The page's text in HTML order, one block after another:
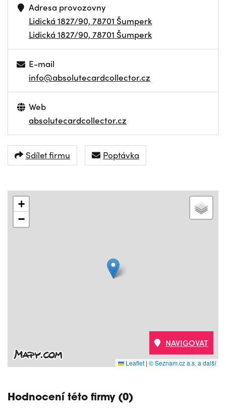
Adresa provozovny
Lidická 1827/90, 78701 Šumperk
Lidická 1827/90, 78701 Šumperk
E-mail
info@absolutecardcollector.cz
Web
absolutecardcollector.cz
Sdílet firmu Poptávka
+
−
Leaflet | © Seznam.cz a.s. a další
NAVIGOVAT
Hodnocení této firmy (0)